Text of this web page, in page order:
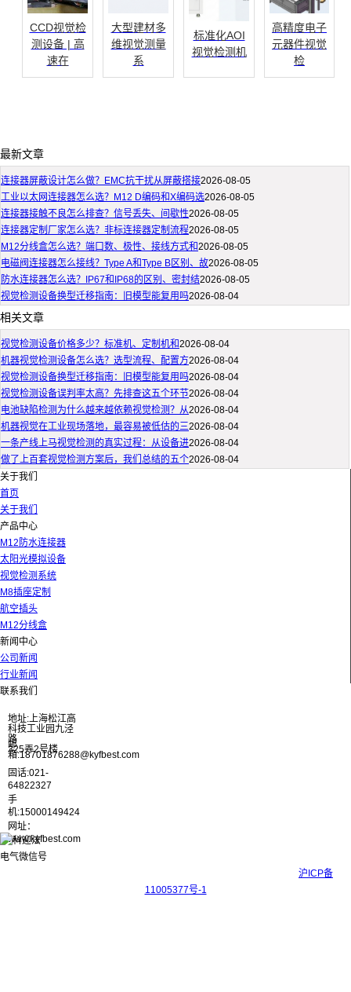
CCD视觉检
测设备 | 高
速在
大型建材多
维视觉测量
系
标准化AOI
视觉检测机
高精度电子
元器件视觉
检
最新文章
连接器屏蔽设计怎么做？EMC抗干扰从屏蔽搭接2026-08-05
工业以太网连接器怎么选？M12 D编码和X编码选2026-08-05
连接器接触不良怎么排查？信号丢失、间歇性2026-08-05
连接器定制厂家怎么选？非标连接器定制流程2026-08-05
M12分线盒怎么选？端口数、极性、接线方式和2026-08-05
电磁阀连接器怎么接线？Type A和Type B区别、故2026-08-05
防水连接器怎么选？IP67和IP68的区别、密封结2026-08-05
视觉检测设备换型迁移指南：旧模型能复用吗2026-08-04
相关文章
视觉检测设备价格多少？标准机、定制机和2026-08-04
机器视觉检测设备怎么选？选型流程、配置方2026-08-04
视觉检测设备换型迁移指南：旧模型能复用吗2026-08-04
视觉检测设备误判率太高？先排查这五个环节2026-08-04
电池缺陷检测为什么越来越依赖视觉检测？从2026-08-04
机器视觉在工业现场落地，最容易被低估的三2026-08-04
一条产线上马视觉检测的真实过程：从设备进2026-08-04
做了上百套视觉检测方案后，我们总结的五个2026-08-04
关于我们
首页
关于我们
产品中心
M12防水连接器
太阳光模拟设备
视觉检测系统
M8插座定制
航空插头
M12分线盒
新闻中心
公司新闻
行业新闻
联系我们
地址:上海松江高
科技工业园九泾
路
325弄2号楼
邮
箱:18701876288@kyfbest.com
固话:021-
64822327
手
机:15000149424
网址：
www.kyfbest.com
沪ICP备
11005377号-1